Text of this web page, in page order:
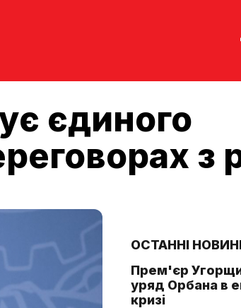
єдиного
з
ОСТАННІ
Прем'єр
уряд Орбана в
кризі